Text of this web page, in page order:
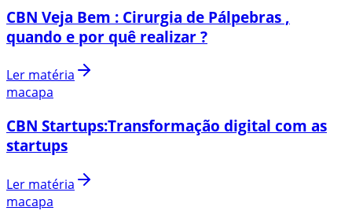
CBN Veja Bem : Cirurgia de Pálpebras ,
quando e por quê realizar ?
Ler matéria
macapa
CBN Startups:Transformação digital com as
startups
Ler matéria
macapa